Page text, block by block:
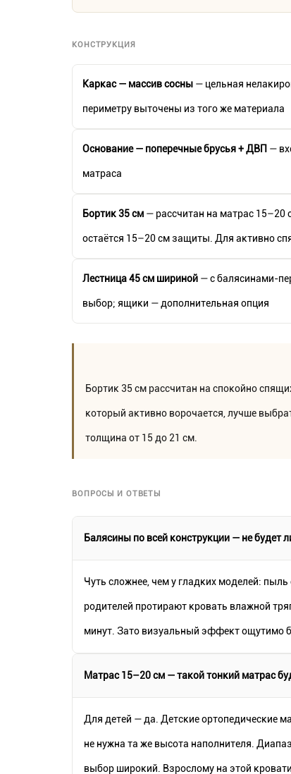
КОНСТРУКЦИЯ
Каркас — массив сосны — цельная
периметру выточены из того же материала
Основание — поперечные брусья + ДВП —
матраса
Бортик 35 см — рассчитан на матрас 15–20
остаётся 15–20 см защиты. Для активно
Лестница 45 см шириной — с балясинами-
выбор; ящики — дополнительная опция
Бортик 35 см рассчитан на спокойно
который активно ворочается, лучше
толщина от 15 до 21 см.
ВОПРОСЫ И ОТВЕТЫ
Балясины по всей конструкции — не будет
Чуть сложнее, чем у гладких моделей:
родителей протирают кровать влажной
минут. Зато визуальный эффект ощутимо
Матрас 15–20 см — такой тонкий матрас
Для детей — да. Детские ортопедические
не нужна та же высота наполнителя.
выбор широкий. Взрослому на этой